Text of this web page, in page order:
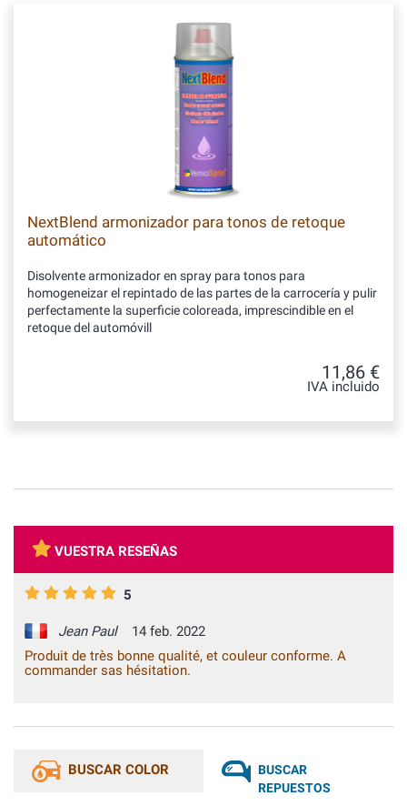
NextBlend armonizador para tonos de retoque
automático
Disolvente armonizador en spray para tonos para
homogeneizar el repintado de las partes de la carrocería y pulir
perfectamente la superficie coloreada, imprescindible en el
retoque del automóvill
11,86 €
IVA incluido
VUESTRA RESEÑAS
5
Jean Paul
14 feb. 2022
Produit de très bonne qualité, et couleur conforme. A
commander sas hésitation.
BUSCAR COLOR
BUSCAR
REPUESTOS